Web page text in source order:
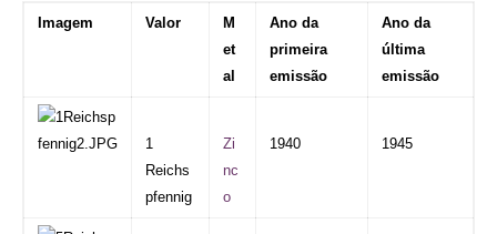
Imagem Valor
M
et
al
Ano da
primeira
emissão
Ano da
última
emissão
1
Reichs
pfennig
Zi
nc
o
1940 1945